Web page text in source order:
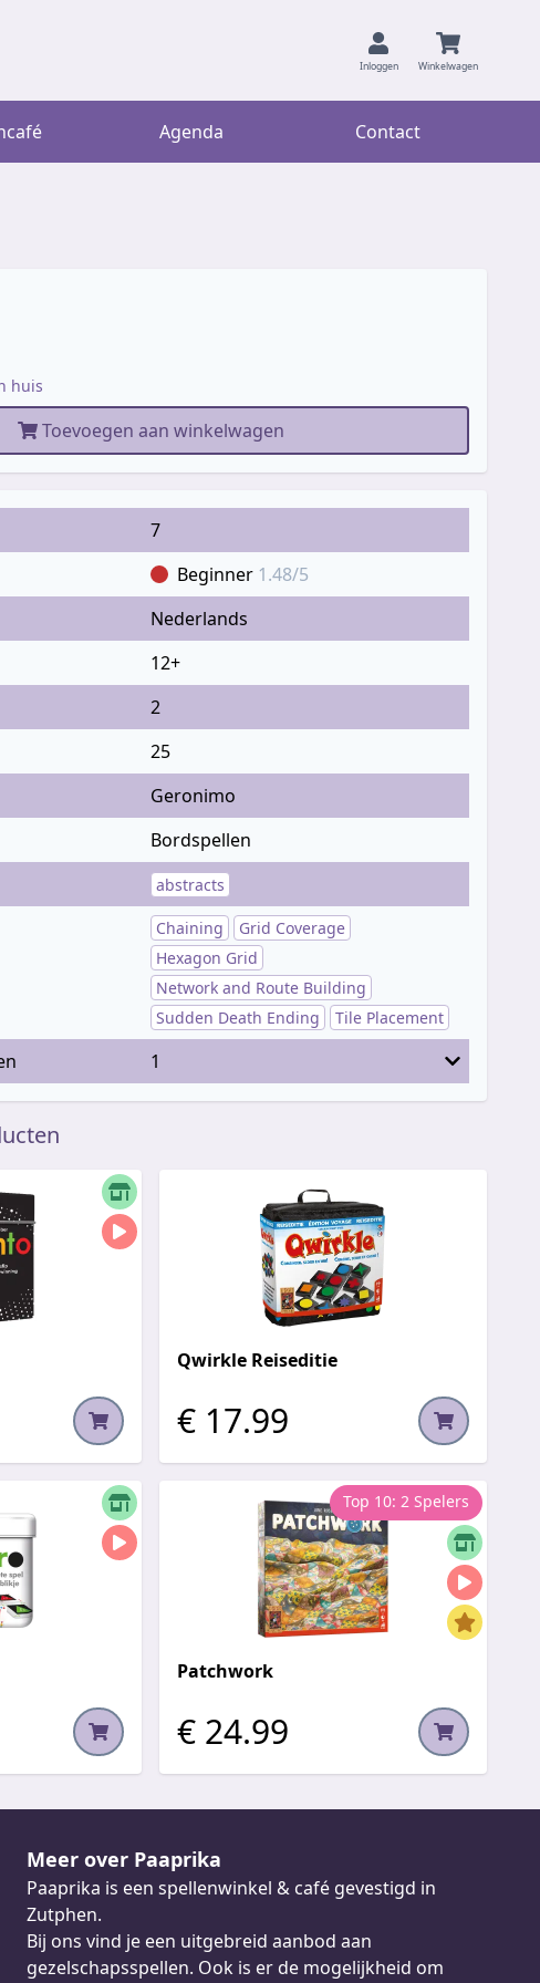
Inloggen Winkelwagen
Agenda Contact
huis
Toevoegen aan winkelwagen
7
Beginner 1.48/5
Nederlands
12+
2
25
Geronimo
Bordspellen
abstracts
Chaining
Grid Coverage
Hexagon Grid
Network and Route Building
Sudden Death Ending
Tile Placement
1
Qwirkle Reiseditie
€ 17.99
Top 10: 2 Spelers
Patchwork
€ 24.99
Meer over Paaprika
Paaprika is een spellenwinkel & café gevestigd in
Zutphen.
Bij ons vind je een uitgebreid aanbod aan
gezelschapsspellen. Ook is er de mogelijkheid om